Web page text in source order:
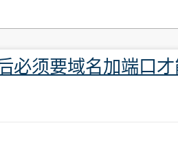
必须要域名加端口